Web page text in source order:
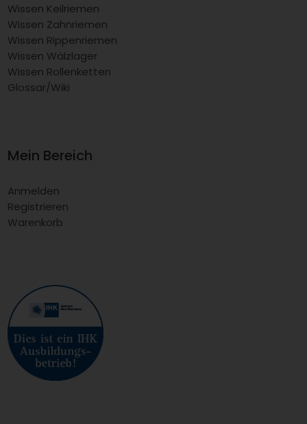
Wissen Keilriemen
Wissen Zahnriemen
Wissen Rippenriemen
Wissen Wälzlager
Wissen Rollenketten
Glossar/Wiki
Mein Bereich
Anmelden
Registrieren
Warenkorb